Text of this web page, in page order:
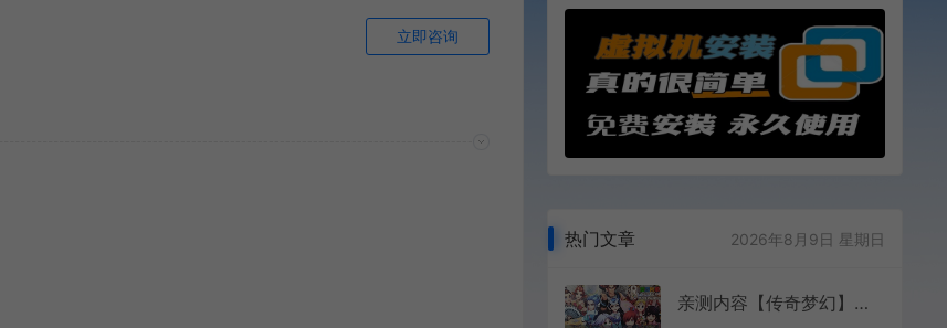
立即咨询
热门文章 2026年8月9日 星期日
亲测内容【传奇梦幻】单机版西游特色玩法类传奇模式可挂机带全套图文攻略免虚拟机一键启动